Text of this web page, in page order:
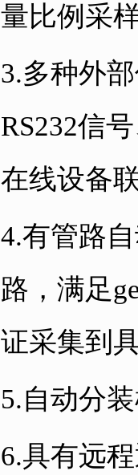
量比例采
3.多种外
RS232信
在线设备
4.有管路
路，满足
证采集到
5.自动分
6.具有远